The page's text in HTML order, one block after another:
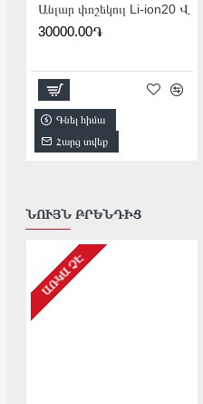
Անլար փոշեկուլ Li-ion20 Վ
30000.00֏
Գնել հիմա
Հարց տվեք
ՆՈՒՅՆ ԲՐԵՆԴԻՑ
ԱՌԿԱ ՉԷ